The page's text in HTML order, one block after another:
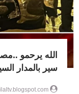
الله يرحمو
سير بالمدار